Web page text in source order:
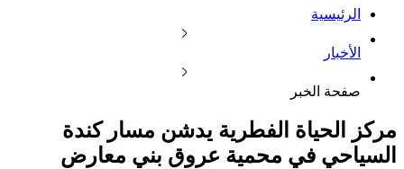
الرئيسية
الأخبار
صفحة الخبر
مركز الحياة الفطرية يدشن مسار كندة
السياحي في محمية عروق بني معارض